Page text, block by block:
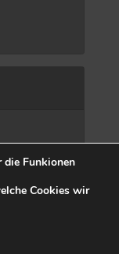
Funkionen
Cookies wir